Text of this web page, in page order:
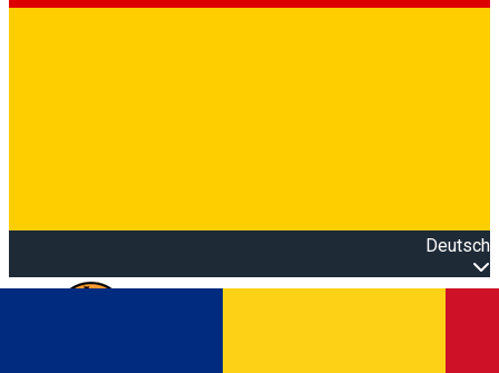
Deutsch